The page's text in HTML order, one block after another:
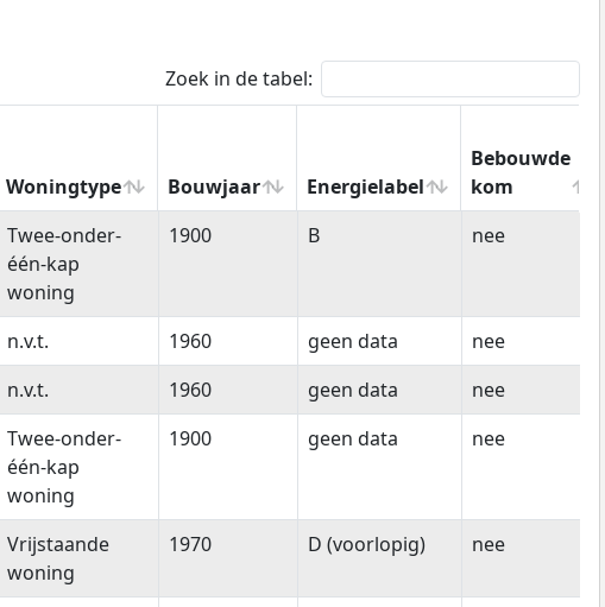
Zoek in de tabel:
Woningtype Bouwjaar Energielabel
Bebouwde
kom
Woningtype Bouwjaar Energielabel
Bebouwde
Twee-onder-
één-kap
woning
1900 B nee
n.v.t. 1960 geen data
nee
n.v.t. 1960 geen data
nee
Twee-onder-
één-kap
woning
1900 geen data nee
Vrijstaande
woning
1970 D (voorlopig) nee